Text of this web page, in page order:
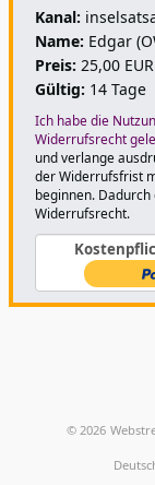
Kanal:
Name: Edgar
Preis: 25,00 EUR
Gültig: 14 Tage
Ich habe die
Widerrufsrecht
und verlange
der Widerrufsfrist
beginnen.
Widerrufsrecht.
© 2026